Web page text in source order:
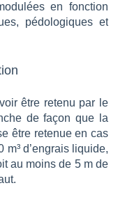
en fonction
pédologiques et
être retenu par le
de façon que la
être retenue en cas
m³ d’engrais liquide,
au moins de 5 m de